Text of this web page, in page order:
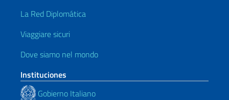
La Red Diplomática
Viaggiare sicuri
Dove siamo nel mondo
Instituciones
Gobierno Italiano